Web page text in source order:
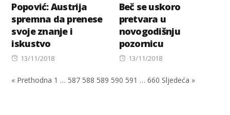
Popović: Austrija
spremna da prenese
svoje znanje i
iskustvo
Posted
13/11/2018
Beč se uskoro
pretvara u
novogodišnju
pozornicu
Posted
13/11/2018
« Prethodna 1 … 587 588 589 590 591 … 660 Sljedeća »